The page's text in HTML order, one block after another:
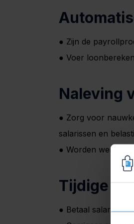
● Zijn de
● Voer
Naleving
● Zorg voor
salarissen en
● Worden
Tijdige en
● Betaal salarissen